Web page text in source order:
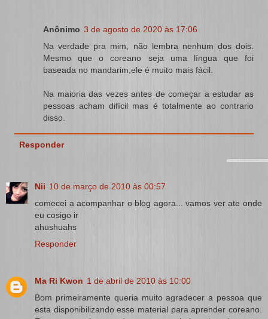
Anônimo 3 de agosto de 2020 às 17:06
Na verdade pra mim, não lembra nenhum dos dois.
Mesmo que o coreano seja uma língua que foi
baseada no mandarim,ele é muito mais fácil.
Na maioria das vezes antes de começar a estudar as
pessoas acham difícil mas é totalmente ao contrario
disso.
Responder
Nii 10 de março de 2010 às 00:57
comecei a acompanhar o blog agora... vamos ver ate onde
eu cosigo ir
ahushuahs
Responder
Ma Ri Kwon 1 de abril de 2010 às 10:00
Bom primeiramente queria muito agradecer a pessoa que
esta disponibilizando esse material para aprender coreano.